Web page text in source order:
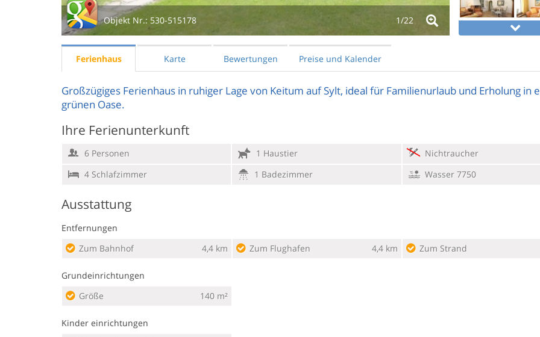
Objekt Nr.: 530-515178 1/22
Ferienhaus Karte Bewertungen Preise und Kalender
Großzügiges Ferienhaus in ruhiger Lage von Keitum auf Sylt, ideal für Familienurlaub und Erholung in
grünen Oase.
Ihre Ferienunterkunft
6 Personen 1 Haustier
Nichtraucher
4 Schlafzimmer
1 Badezimmer Wasser 7750
Ausstattung
Entfernungen
Zum Bahnhof
4,4 km Zum Flughafen 4,4 km Zum Strand
Grundeinrichtungen
Größe
140 m²
Kinder einrichtungen